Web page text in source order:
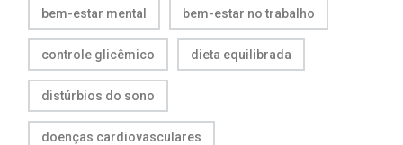
bem-estar mental bem-estar no trabalho
controle glicêmico dieta equilibrada
distúrbios do sono
doenças cardiovasculares